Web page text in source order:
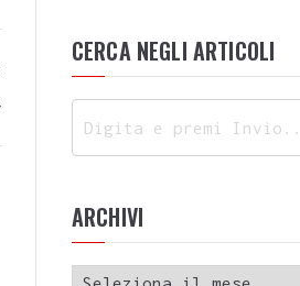
CERCA NEGLI ARTICOLI
ARCHIVI